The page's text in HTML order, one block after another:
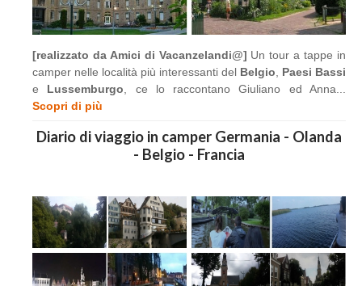
[realizzato da Amici di Vacanzelandi@] Un tour a tappe in
camper nelle località più interessanti del Belgio, Paesi Bassi
e Lussemburgo, ce lo raccontano Giuliano ed Anna...
Scopri di più
Diario di viaggio in camper Germania - Olanda
- Belgio - Francia